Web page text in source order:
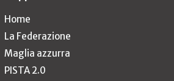
Home
La Federazione
Maglia azzurra
PISTA 2.0